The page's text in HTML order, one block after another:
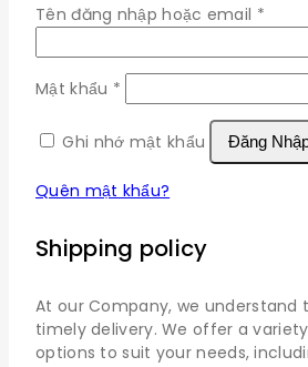
Tên đăng nhập hoặc email *Bắt
Mật khẩu *
buộc
Ghi nhớ mật khẩu
Đăng
Quên mật khẩu?
Shipping policy
At our Company, we
timely delivery. We offer a
options to suit your needs,